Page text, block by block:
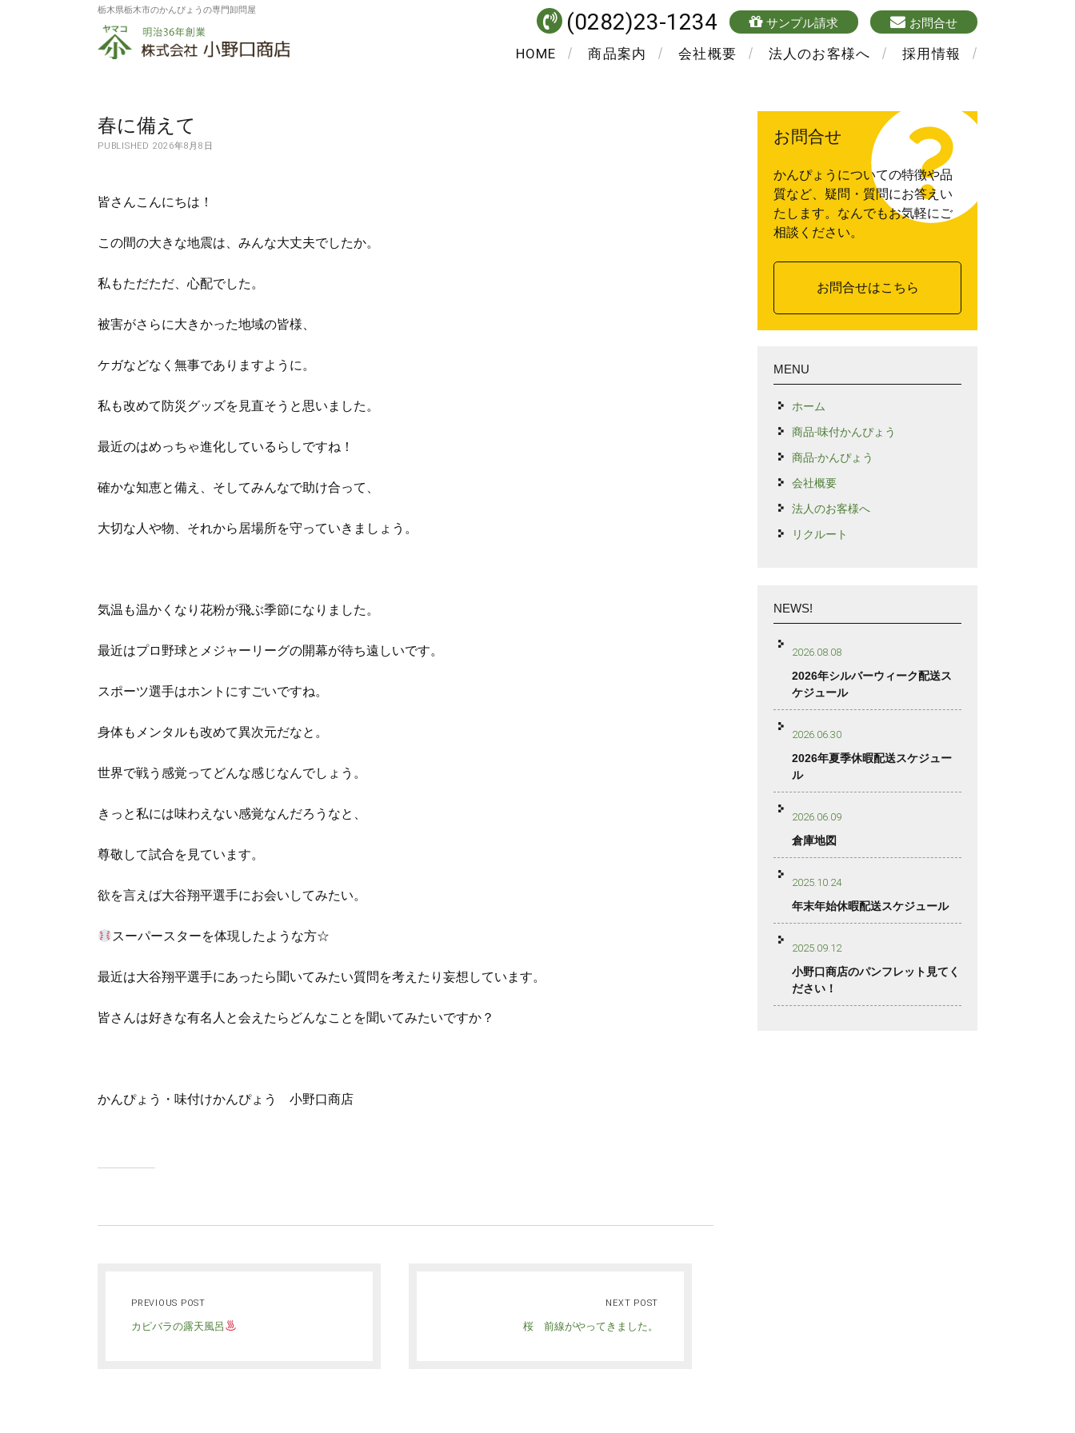
栃木県栃木市のかんぴょうの専門卸問屋
株
社
小
口
商
HOME 商品案内 会社概要 法人のお客様へ 採用情報
(0282)23-1234 sample
サンプル請求 mailform
お問合せ
春に備えて
PUBLISHED 2026年8月8日
皆さんこんにちは！
この間の大きな地震は、みんな大丈夫でしたか。
私もただただ、心配でした。
被害がさらに大きかった地域の皆様、
ケガなどなく無事でありますように。
私も改めて防災グッズを見直そうと思いました。
最近のはめっちゃ進化しているらしですね！
確かな知恵と備え、そしてみんなで助け合って、
大切な人や物、それから居場所を守っていきましょう。
気温も温かくなり花粉が飛ぶ季節になりました。
最近はプロ野球とメジャーリーグの開幕が待ち遠しいです。
スポーツ選手はホントにすごいですね。
身体もメンタルも改めて異次元だなと。
世界で戦う感覚ってどんな感じなんでしょう。
きっと私には味わえない感覚なんだろうなと、
尊敬して試合を見ています。
欲を言えば大谷翔平選手にお会いしてみたい。
スーパースターを体現したような方☆
最近は大谷翔平選手にあったら聞いてみたい質問を考えたり妄想しています。
皆さんは好きな有名人と会えたらどんなことを聞いてみたいですか？
かんぴょう・味付けかんぴょう 小野口商店
PREVIOUS POST
カピバラの露天風呂
NEXT POST
桜 前線がやってきました。
お問合せ
かんぴょうについての特徴や品
質など、疑問・質問にお答えい
たします。なんでもお気軽にご
相談ください。
お問合せはこちら
MENU
ホーム
商品-味付かんぴょう
商品-かんぴょう
会社概要
法人のお客様へ
リクルート
NEWS!
2026.08.08
2026年シルバーウィーク配送ス
ケジュール
2026.06.30
2026年夏季休暇配送スケジュー
ル
2026.06.09
倉庫地図
2025.10.24
年末年始休暇配送スケジュール
2025.09.12
小野口商店のパンフレット見てく
ださい！